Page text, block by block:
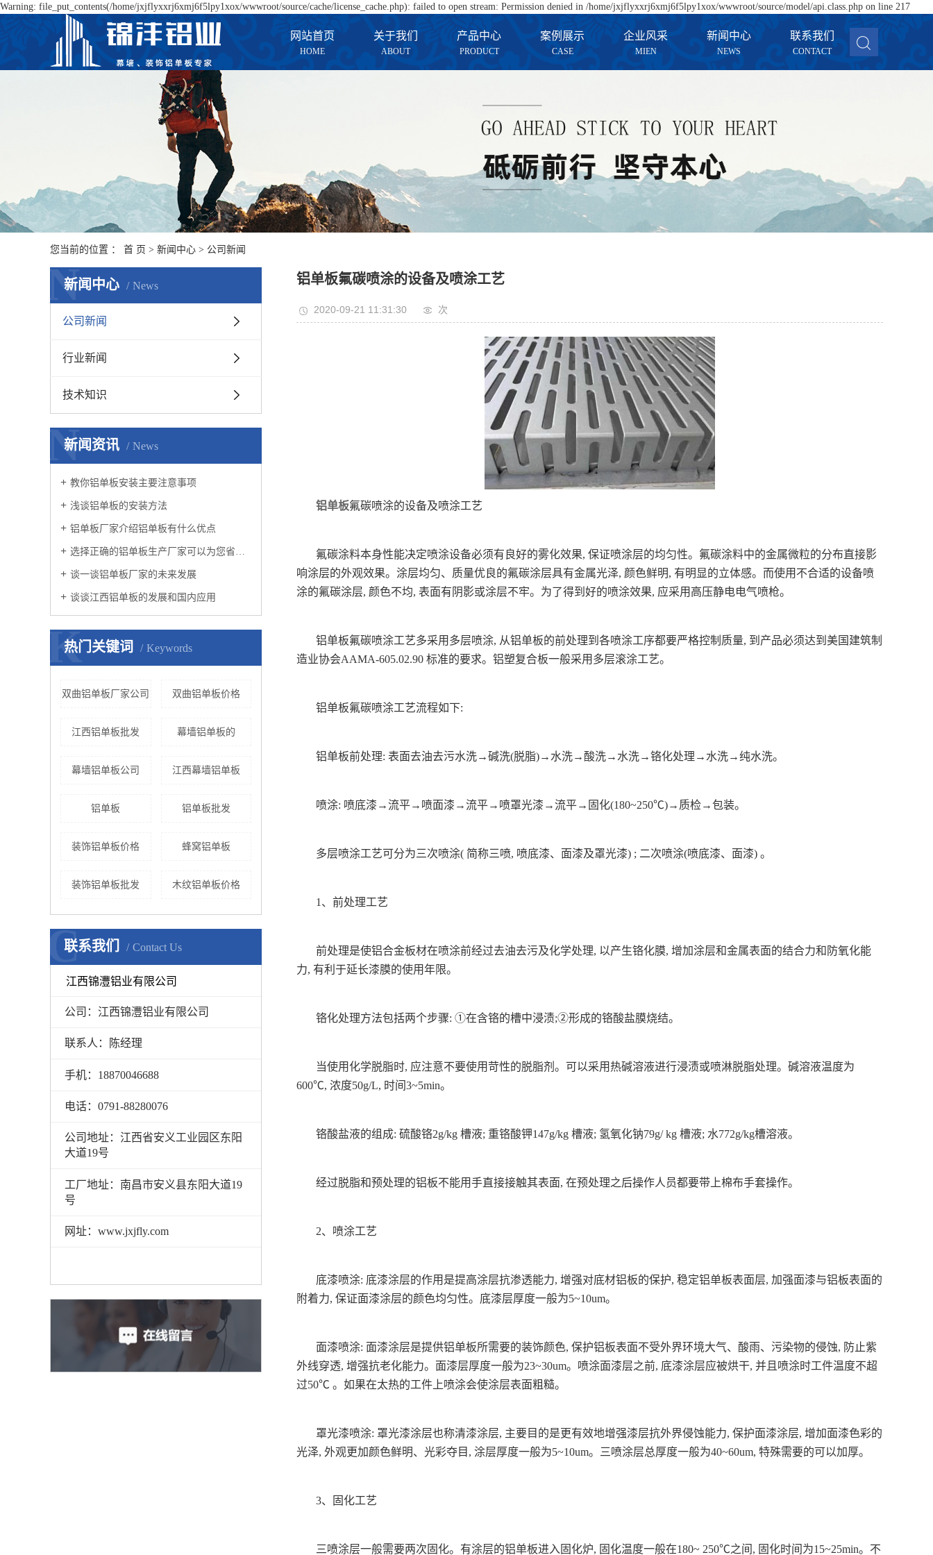
Warning: file_put_contents(/home/jxjflyxxrj6xmj6f5lpy1xox/wwwroot/source/cache/license_cache.php): failed to open stream: Permission denied in /home/jxjflyxxrj6xmj6f5lpy1xox/wwwroot/source/model/api.class.php on line 217
网站首页
HOME
关于我们
ABOUT
厂房展示
产品中心
PRODUCT
案例展示
CASE
企业风采
MIEN
新闻中心
NEWS
技术知识
联系我们
CONTACT
您当前的位置 ： 首 页 > 新闻中心 > 公司新闻
新闻中心 News
N
公司新闻
行业新闻
技术知识
新闻资讯 News
N
教你铝单板安装主要注意事项
浅谈铝单板的安装方法
铝单板厂家介绍铝单板有什么优点
选择正确的铝单板生产厂家可以为您省心不少
谈一谈铝单板厂家的未来发展
谈谈江西铝单板的发展和国内应用
热门关键词 Keywords
K
双曲铝单板厂家公司 双曲铝单板价格
江西铝单板批发 幕墙铝单板的
幕墙铝单板公司 江西幕墙铝单板
铝单板 铝单板批发
装饰铝单板价格 蜂窝铝单板
装饰铝单板批发 木纹铝单板价格
联系我们 Contact Us
C
江西锦灃铝业有限公司
公司：江西锦灃铝业有限公司
联系人：陈经理
手机：18870046688
电话：0791-88280076
公司地址：江西省安义工业园区东阳
大道19号
工厂地址：南昌市安义县东阳大道19
号
网址：www.jxjfly.com
铝单板氟碳喷涂的设备及喷涂工艺
2020-09-21 11:31:30 次
铝单板氟碳喷涂的设备及喷涂工艺
氟碳涂料本身性能决定喷涂设备必须有良好的雾化效果, 保证喷涂层的均匀性。氟碳涂料中的金属微粒的分布直接影
响涂层的外观效果。涂层均匀、质量优良的氟碳涂层具有金属光泽, 颜色鲜明, 有明显的立体感。而使用不合适的设备喷
涂的氟碳涂层, 颜色不均, 表面有阴影或涂层不牢。为了得到好的喷涂效果, 应采用高压静电电气喷枪。
铝单板氟碳喷涂工艺多采用多层喷涂, 从铝单板的前处理到各喷涂工序都要严格控制质量, 到产品必须达到美国建筑制
造业协会AAMA-605.02.90 标准的要求。铝塑复合板一般采用多层滚涂工艺。
铝单板氟碳喷涂工艺流程如下:
铝单板前处理: 表面去油去污水洗→碱洗(脱脂)→水洗→酸洗→水洗→铬化处理→水洗→纯水洗。
喷涂: 喷底漆→流平→喷面漆→流平→喷罩光漆→流平→固化(180~250℃)→质检→包装。
多层喷涂工艺可分为三次喷涂( 简称三喷, 喷底漆、面漆及罩光漆) ; 二次喷涂(喷底漆、面漆) 。
1、前处理工艺
前处理是使铝合金板材在喷涂前经过去油去污及化学处理, 以产生铬化膜, 增加涂层和金属表面的结合力和防氧化能
力, 有利于延长漆膜的使用年限。
铬化处理方法包括两个步骤: ①在含铬的槽中浸渍;②形成的铬酸盐膜烧结。
当使用化学脱脂时, 应注意不要使用苛性的脱脂剂。可以采用热碱溶液进行浸渍或喷淋脱脂处理。碱溶液温度为
600℃, 浓度50g/L, 时间3~5min。
铬酸盐液的组成: 硫酸铬2g/kg 槽液; 重铬酸钾147g/kg 槽液; 氢氧化钠79g/ kg 槽液; 水772g/kg槽溶液。
经过脱脂和预处理的铝板不能用手直接接触其表面, 在预处理之后操作人员都要带上棉布手套操作。
2、喷涂工艺
底漆喷涂: 底漆涂层的作用是提高涂层抗渗透能力, 增强对底材铝板的保护, 稳定铝单板表面层, 加强面漆与铝板表面的
附着力, 保证面漆涂层的颜色均匀性。底漆层厚度一般为5~10um。
面漆喷涂: 面漆涂层是提供铝单板所需要的装饰颜色, 保护铝板表面不受外界环境大气、酸雨、污染物的侵蚀, 防止紫
外线穿透, 增强抗老化能力。面漆层厚度一般为23~30um。喷涂面漆层之前, 底漆涂层应被烘干, 并且喷涂时工件温度不超
过50℃ 。如果在太热的工件上喷涂会使涂层表面粗糙。
罩光漆喷涂: 罩光漆涂层也称清漆涂层, 主要目的是更有效地增强漆层抗外界侵蚀能力, 保护面漆涂层, 增加面漆色彩的
光泽, 外观更加颜色鲜明、光彩夺目, 涂层厚度一般为5~10um。三喷涂层总厚度一般为40~60um, 特殊需要的可以加厚。
3、固化工艺
三喷涂层一般需要两次固化。有涂层的铝单板进入固化炉, 固化温度一般在180~ 250℃之间, 固化时间为15~25min。不